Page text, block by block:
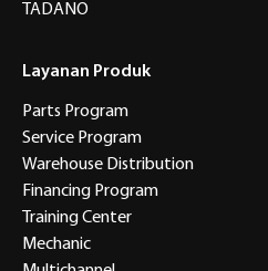
TADANO
Layanan Produk
Parts Program
Service Program
Warehouse Distribution
Financing Program
Training Center
Mechanic